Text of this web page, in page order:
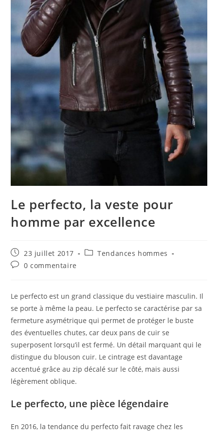
Le perfecto, la veste pour
homme par excellence
Publication
publiée :
23 juillet 2017
PostTendances hommes
Commentaires
publication :
0 commentaire
Le perfecto est un grand classique du vestiaire masculin. Il
se porte à même la peau. Le perfecto se caractérise par sa
fermeture asymétrique qui permet de protéger le buste
des éventuelles chutes, car deux pans de cuir se
superposent lorsqu’il est fermé. Un détail marquant qui le
distingue du blouson cuir. Le cintrage est davantage
accentué grâce au zip décalé sur le côté, mais aussi
légèrement oblique.
Le perfecto, une pièce légendaire
En 2016, la tendance du perfecto fait ravage chez les